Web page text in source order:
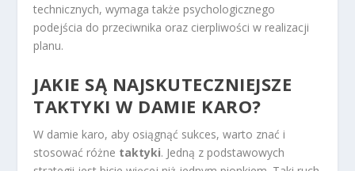
technicznych, wymaga także psychologicznego
podejścia do przeciwnika oraz cierpliwości w realizacji
planu.
JAKIE SĄ NAJSKUTECZNIEJSZE
TAKTYKI W DAMIE KARO?
W damie karo, aby osiągnąć sukces, warto znać i
stosować różne taktyki. Jedną z podstawowych